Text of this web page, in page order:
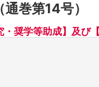
巻第14号）
等助成】及び【